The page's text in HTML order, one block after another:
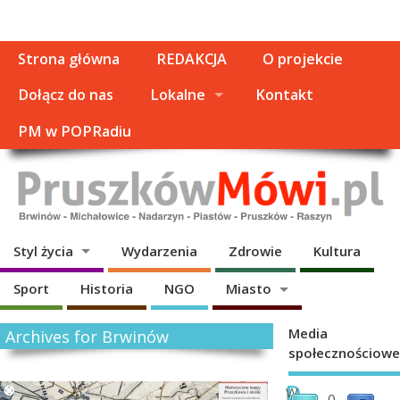
Strona główna REDAKCJA
O projekcie
Dołącz do nas
Lokalne
Kontakt
PM w POPRadiu
Styl życia Wydarzenia Zdrowie Kultura
Sport Historia NGO Miasto
Archives for Brwinów
D
W
Media
społecznościowe